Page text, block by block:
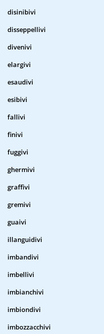
disinibivi
disseppellivi
divenivi
elargivi
esaudivi
esibivi
fallivi
finivi
fuggivi
ghermivi
graffivi
gremivi
guaivi
illanguidivi
imbandivi
imbellivi
imbianchivi
imbiondivi
imbozzacchivi